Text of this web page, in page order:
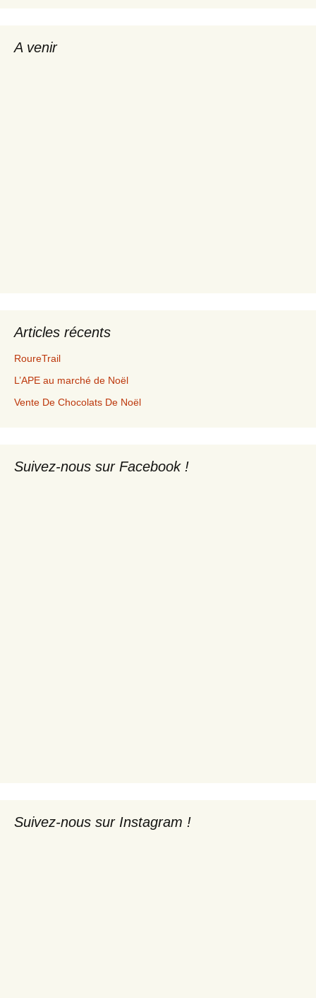
A venir
Articles récents
RoureTrail
L’APE au marché de Noël
Vente De Chocolats De Noël
Suivez-nous sur Facebook !
Suivez-nous sur Instagram !